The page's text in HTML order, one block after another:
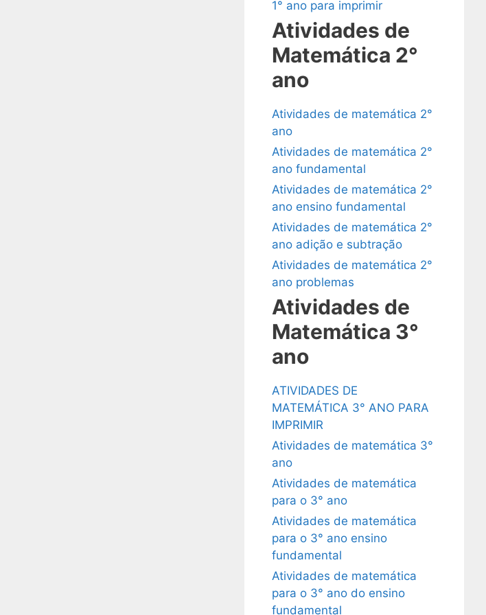
1° ano para imprimir
Atividades de
Matemática 2°
ano
Atividades de matemática 2°
ano
Atividades de matemática 2°
ano fundamental
Atividades de matemática 2°
ano ensino fundamental
Atividades de matemática 2°
ano adição e subtração
Atividades de matemática 2°
ano problemas
Atividades de
Matemática 3°
ano
ATIVIDADES DE
MATEMÁTICA 3° ANO PARA
IMPRIMIR
Atividades de matemática 3°
ano
Atividades de matemática
para o 3° ano
Atividades de matemática
para o 3° ano ensino
fundamental
Atividades de matemática
para o 3° ano do ensino
fundamental